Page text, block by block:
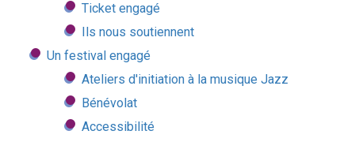
Ticket engagé
Ils nous soutiennent
Un festival engagé
Ateliers d'initiation à la musique Jazz
Bénévolat
Accessibilité